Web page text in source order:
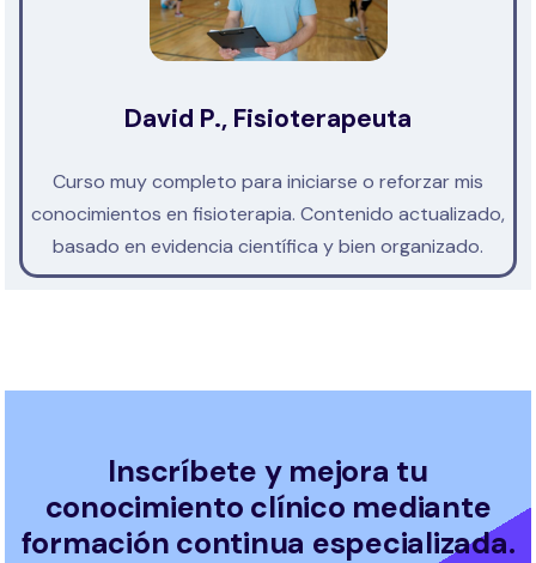
David P., Fisioterapeuta
Curso muy completo para iniciarse o reforzar mis
conocimientos en fisioterapia. Contenido actualizado,
basado en evidencia científica y bien organizado.
Inscríbete y mejora tu
conocimiento clínico mediante
formación continua especializada.